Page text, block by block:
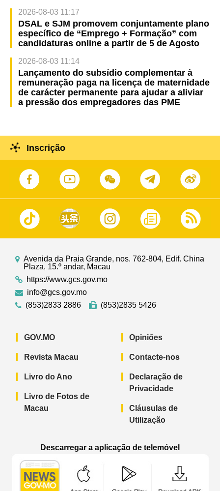
2026-08-03 11:17
DSAL e SJM promovem conjuntamente plano
específico de “Emprego + Formação” com
candidaturas online a partir de 5 de Agosto
2026-08-03 11:14
Lançamento do subsídio complementar à
remuneração paga na licença de maternidade
de carácter permanente para ajudar a aliviar
a pressão dos empregadores das PME
Inscrição
Avenida da Praia Grande, nos. 762-804, Edif. China
Plaza, 15.º andar, Macau
https://www.gcs.gov.mo
info@gcs.gov.mo
(853)2833 2886
(853)2835 5426
GOV.MO
Revista Macau
Livro do Ano
Livro de Fotos de
Macau
Opiniões
Contacte-nos
Declaração de
Privacidade
Cláusulas de
Utilização
Descarregar a aplicação de telemóvel